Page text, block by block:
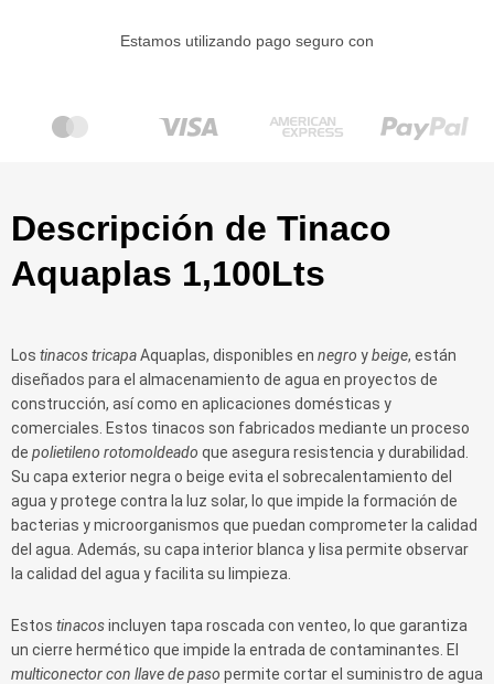
Estamos utilizando pago seguro con
Descripción de Tinaco
Aquaplas 1,100Lts
Los tinacos tricapaAquaplas, disponibles en negro ybeige, están
diseñados para el almacenamiento de agua en proyectos de
construcción, así como en aplicaciones domésticas y
comerciales. Estos tinacos son fabricados mediante un proceso
de polietileno rotomoldeado que asegura resistencia y durabilidad.
Su capa exterior negra o beige evita el sobrecalentamiento del
agua y protege contra la luz solar, lo que impide la formación de
bacterias y microorganismos que puedan comprometer la calidad
del agua. Además, su capa interior blanca y lisa permite observar
la calidad del agua y facilita su limpieza.
Estos tinacosincluyen tapa roscada con venteo, lo que garantiza
un cierre hermético que impide la entrada de contaminantes. El
multiconector con llave de paso permite cortar el suministro de agua